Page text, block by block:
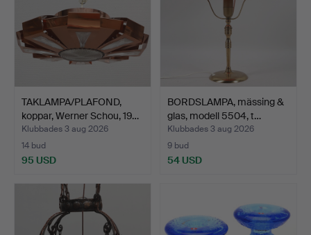
TAKLAMPA/PLAFOND,
koppar, Werner Schou, 19…
Klubbades 3 aug 2026
14 bud
95 USD
BORDSLAMPA, mässing &
glas, modell 5504, t…
Klubbades 3 aug 2026
9 bud
54 USD